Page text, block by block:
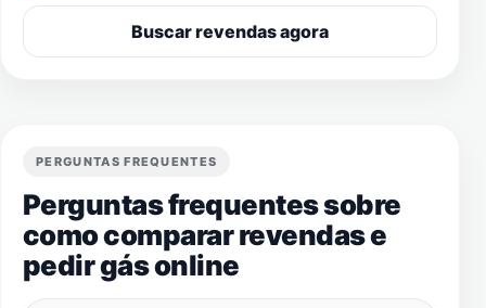
Buscar revendas agora
PERGUNTAS FREQUENTES
Perguntas frequentes sobre
como comparar revendas e
pedir gás online